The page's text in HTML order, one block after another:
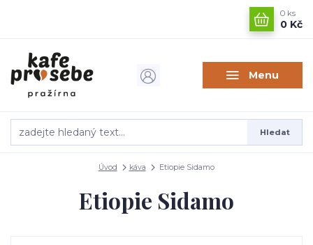
Menu
Hledat
0 ks
0 Kč
Úvod káva Etiopie Sidamo
Etiopie Sidamo